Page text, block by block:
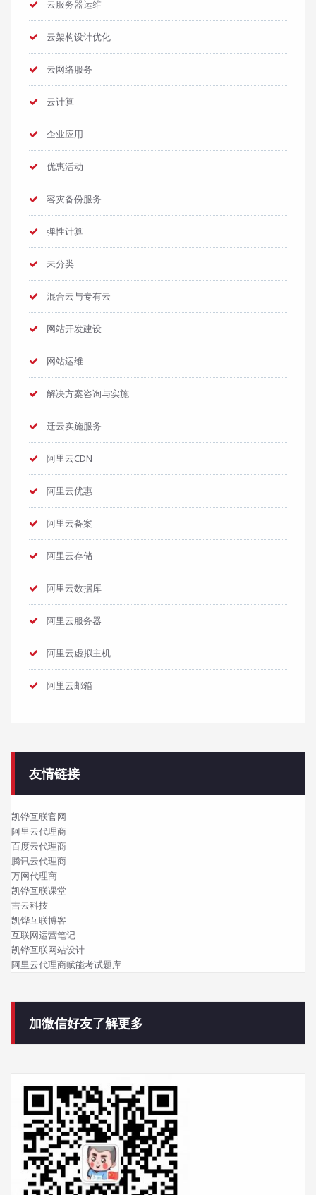
云服务器运维
云架构设计优化
云网络服务
云计算
企业应用
优惠活动
容灾备份服务
弹性计算
未分类
混合云与专有云
网站开发建设
网站运维
解决方案咨询与实施
迁云实施服务
阿里云CDN
阿里云优惠
阿里云备案
阿里云存储
阿里云数据库
阿里云服务器
阿里云虚拟主机
阿里云邮箱
友情链接
凯铧互联官网
阿里云代理商
百度云代理商
腾讯云代理商
万网代理商
凯铧互联课堂
吉云科技
凯铧互联博客
互联网运营笔记
凯铧互联网站设计
阿里云代理商赋能考试题库
加微信好友了解更多